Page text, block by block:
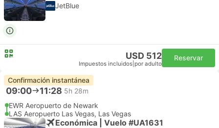
JetBlue
USD 512
Impuestos incluidos por adulto
Reservar
Confirmación instantánea
09:00 11:28 5h 28m
EWR Aeropuerto de Newark
LAS Aeropuerto Las Vegas, Las Vegas
Económica | Vuelo #UA1631